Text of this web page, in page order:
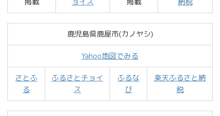
鹿児島県鹿屋市(カノヤシ)
Yahoo地図でみる
さとふ
る
ふるさとチョイ
ス
ふるな
び
楽天ふるさと納
税